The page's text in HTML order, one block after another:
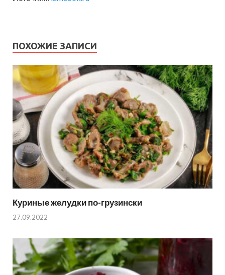
ПОХОЖИЕ ЗАПИСИ
Куриные желудки по-грузински
27.09.2022